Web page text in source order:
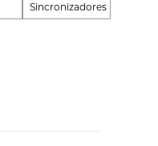
Sincronizadores